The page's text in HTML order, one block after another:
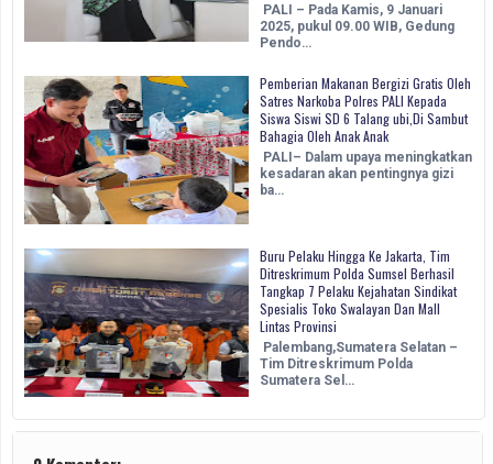
PALI – Pada Kamis, 9 Januari
2025, pukul 09.00 WIB, Gedung
Pendo…
Pemberian Makanan Bergizi Gratis Oleh
Satres Narkoba Polres PALI Kepada
Siswa Siswi SD 6 Talang ubi,Di Sambut
Bahagia Oleh Anak Anak
PALI– Dalam upaya meningkatkan
kesadaran akan pentingnya gizi
ba…
Buru Pelaku Hingga Ke Jakarta, Tim
Ditreskrimum Polda Sumsel Berhasil
Tangkap 7 Pelaku Kejahatan Sindikat
Spesialis Toko Swalayan Dan Mall
Lintas Provinsi
Palembang,Sumatera Selatan –
Tim Ditreskrimum Polda
Sumatera Sel…